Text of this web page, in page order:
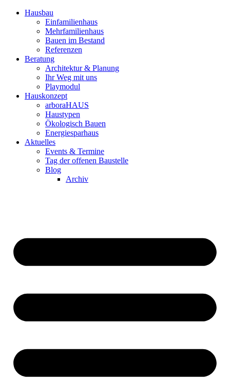
Hausbau
Einfamilienhaus
Mehrfamilienhaus
Bauen im Bestand
Referenzen
Beratung
Architektur & Planung
Ihr Weg mit uns
Playmodul
Hauskonzept
arboraHAUS
Haustypen
Ökologisch Bauen
Energiesparhaus
Aktuelles
Events & Termine
Tag der offenen Baustelle
Blog
Archiv